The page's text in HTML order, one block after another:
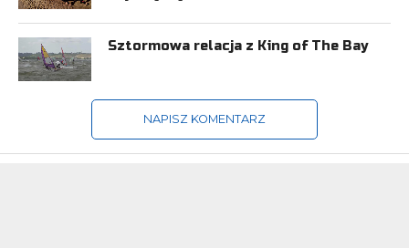
Sztormowa relacja z King of The Bay
NAPISZ KOMENTARZ